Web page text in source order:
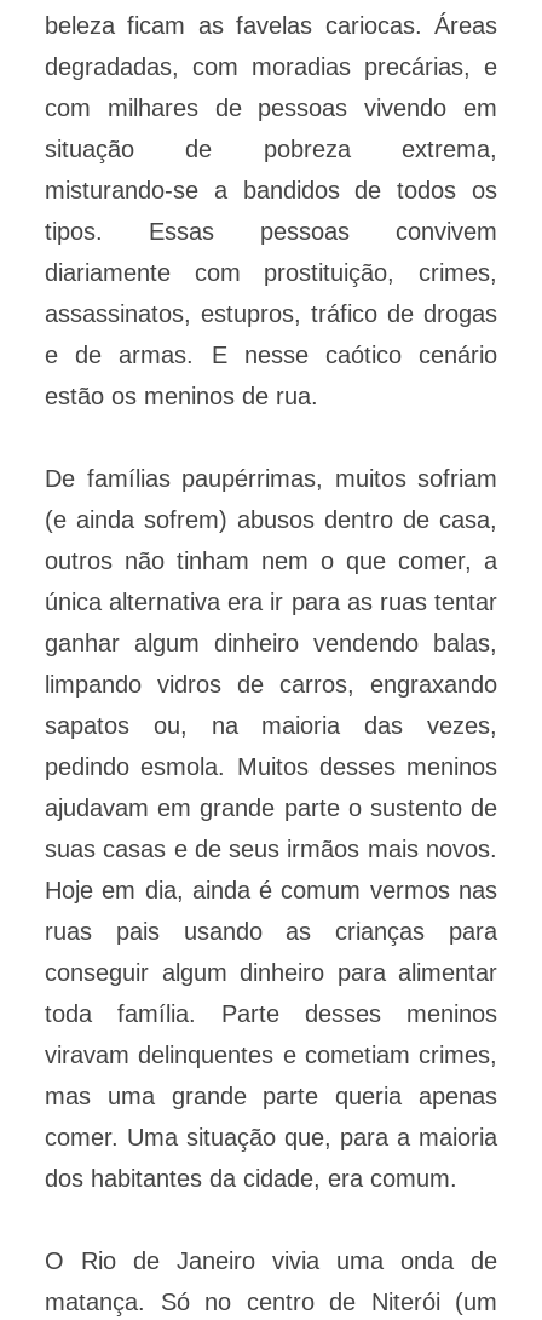
beleza ficam as favelas cariocas. Áreas
degradadas, com moradias precárias, e
com milhares de pessoas vivendo em
situação de pobreza extrema,
misturando-se a bandidos de todos os
tipos. Essas pessoas convivem
diariamente com prostituição, crimes,
assassinatos, estupros, tráfico de drogas
e de armas. E nesse caótico cenário
estão os meninos de rua.
De famílias paupérrimas, muitos sofriam
(e ainda sofrem) abusos dentro de casa,
outros não tinham nem o que comer, a
única alternativa era ir para as ruas tentar
ganhar algum dinheiro vendendo balas,
limpando vidros de carros, engraxando
sapatos ou, na maioria das vezes,
pedindo esmola. Muitos desses meninos
ajudavam em grande parte o sustento de
suas casas e de seus irmãos mais novos.
Hoje em dia, ainda é comum vermos nas
ruas pais usando as crianças para
conseguir algum dinheiro para alimentar
toda família. Parte desses meninos
viravam delinquentes e cometiam crimes,
mas uma grande parte queria apenas
comer. Uma situação que, para a maioria
dos habitantes da cidade, era comum.
O Rio de Janeiro vivia uma onda de
matança. Só no centro de Niterói (um